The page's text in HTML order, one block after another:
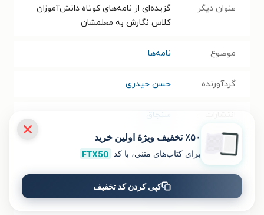
عنوان دیگر
گزیده‌ای از نامه‌های کوتاه دانش‌آموزان
کلاس نگارش به معلمشان
موضوع نامه‌ها
گردآورنده حسن حیدری
سنجاق
نسخه فیزیکی
۱۴۰۳/۱۲/۰۱
EPUB
٪۵۰ تخفیف ویژۀ اولین خرید
برای کتاب‌های متنی، با کد FTX50
کپی کردن کد تخفیف